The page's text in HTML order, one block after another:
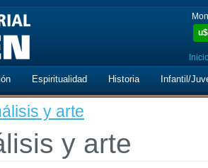
u$
Espiritualidad Historia Infantil/
y arte
y arte